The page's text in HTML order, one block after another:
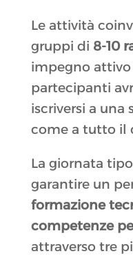
Le attività
gruppi di 8-10
impegno attivo
partecipanti
iscriversi a una
come a tutto il
La giornata
garantire un
formazione
competenze
attraverso tre